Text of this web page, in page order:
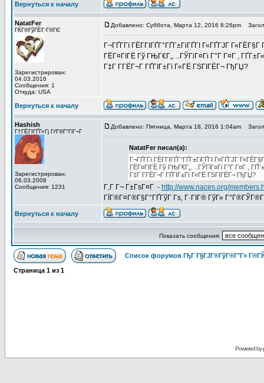
Вернуться к началу
NatatFer
ГЌГ®ГўГЁГ·Г®ГЄ
Зарегистрирован:
04.03.2016
Сообщения: 1
Откуда: USA
Добавлено: Суббота, Марта 12, 2016 8:26pm
Г¬ГҐГ­Гї ГЁГ­ГІГҐГ°ГҐГ±ГіГҐГІ Г«ГҐГЈГ
ГЁГ¤ГІГЁ Гў ГЊГ€Г„. ..ГЎГіГ¤Гі Г°Г Г¤Г ,
Г‡Г Г­ГЁГ¬Г ГҐГІГ±Гї Г«ГЁ ГЅГІГЁГ¬ ГђГЏ?
Вернуться к началу
Hashish
Г†ГЁГІГҐГ«Гј ГґГ®Г°ГіГ¬Г
Зарегистрирован:
06.03.2008
Сообщения: 1231
Добавлено: Пятница, Марта 18, 2016 1:04am
NatatFer писал(а):
Г¬ГҐГ­Гї ГЁГ­ГІГҐГ°ГҐГ±ГіГҐГІ Г«ГҐГЈГ
ГЁГ¤ГІГЁ Гў ГЊГ€Г„. ..ГЎГіГ¤Гі Г°Г Г¤Г ,
Г‡Г Г­ГЁГ¬Г ГҐГІГ±Гї Г«ГЁ ГЅГІГЁГ¬ ГђГЏ?
Г‚Г Г¬ Г±ГѕГ¤Г - http://www.naces.org/
ГЇГ®Г¤Г®Г§Г°ГҐГўГ Гѕ, Г·ГІГ® ГўГ»
Вернуться к началу
Показать сообщения:
Список форумов ГђГ Г§ГЈГ®ГўГ®Г°Г»
Страница 1 из 1
Powered by